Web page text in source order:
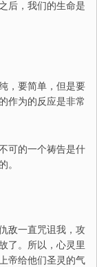
后，我们的生命是
，要简单，但是要
作为的反应是非常
可的一个祷告是什
。
敌一直咒诅我，攻
了。所以，心灵里
帝给他们圣灵的气